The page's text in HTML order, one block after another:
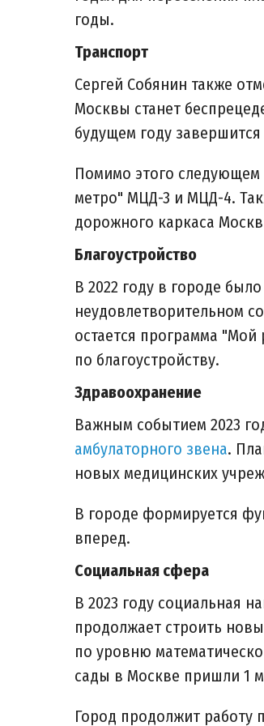
годы.
Транспорт
Сергей Собянин также
Москвы станет
будущем году
Помимо этого следующем
метро" МЦД-3 и МЦД-4.
дорожного каркаса
Благоустройство
В 2022 году в городе
неудовлетворительном
остается программа
по благоустройству.
Здравоохранение
Важным событием 2023
амбулаторного звена.
новых медицинских
В городе формируется
вперед.
Социальная сфера
В 2023 году социальная
продолжает строить
по уровню
сады в Москве пришли 1
Город продолжит работу